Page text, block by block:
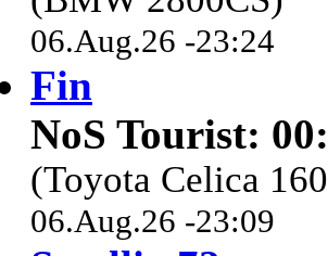
06.Aug.26 -23:24
Fin
NoS Tourist:
(Toyota Celica
06.Aug.26 -23:09